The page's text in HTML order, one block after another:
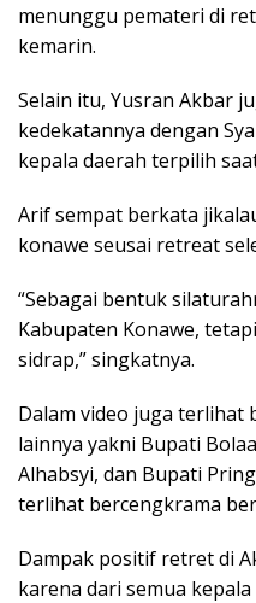
menunggu pemateri di
kemarin.
Selain itu, Yusran Akbar
kedekatannya dengan
kepala daerah terpilih
Arif sempat berkata
konawe seusai retreat
“Sebagai bentuk
Kabupaten Konawe,
sidrap,” singkatnya.
Dalam video juga terlihat
lainnya yakni Bupati
Alhabsyi, dan Bupati
terlihat bercengkrama
Dampak positif retret di
karena dari semua